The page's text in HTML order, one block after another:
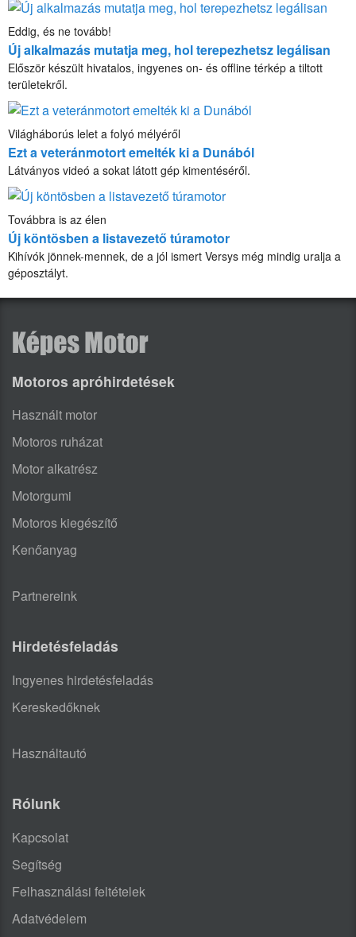
Eddig, és ne tovább!
Új alkalmazás mutatja meg, hol terepezhetsz legálisan
Először készült hivatalos, ingyenes on- és offline térkép a tiltott
területekről.
Világháborús lelet a folyó mélyéről
Ezt a veteránmotort emelték ki a Dunából
Látványos videó a sokat látott gép kimentéséről.
Továbbra is az élen
Új köntösben a listavezető túramotor
Kihívók jönnek-mennek, de a jól ismert Versys még mindig uralja a
géposztályt.
Motoros apróhirdetések
Használt motor
Motoros ruházat
Motor alkatrész
Motorgumi
Motoros kiegészítő
Kenőanyag
Partnereink
Hirdetésfeladás
Ingyenes hirdetésfeladás
Kereskedőknek
Használtautó
Rólunk
Kapcsolat
Segítség
Felhasználási feltételek
Adatvédelem